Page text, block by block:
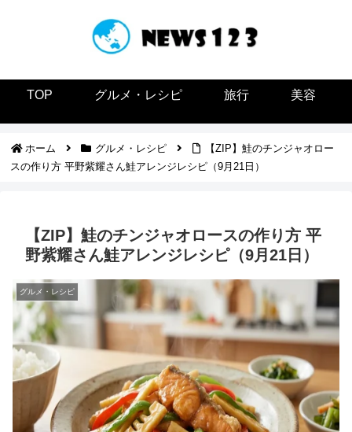
TOP グルメ・レシピ 旅行 美容
ホーム グルメ・レシピ
【ZIP】鮭のチンジャオロー
スの作り方 平野紫耀さん鮭アレンジレシピ（9月21日）
【ZIP】鮭のチンジャオロースの作り方 平
野紫耀さん鮭アレンジレシピ（9月21日）
グルメ・レシピ